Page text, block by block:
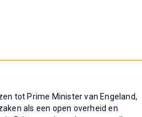
tot Prime Minister van Engeland,
als een open overheid en